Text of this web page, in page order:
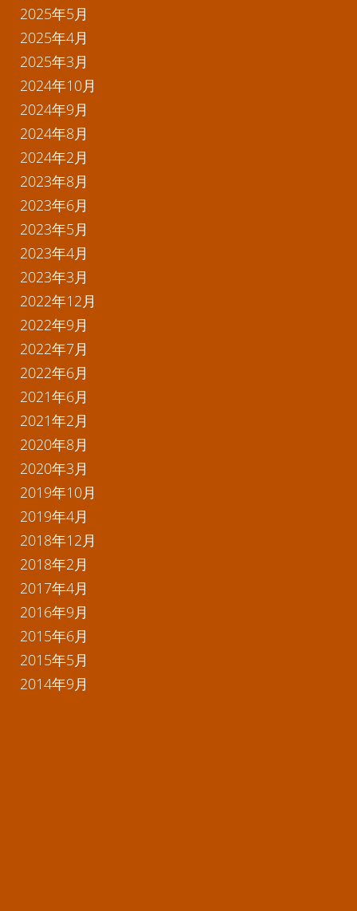
2025年5月
2025年4月
2025年3月
2024年10月
2024年9月
2024年8月
2024年2月
2023年8月
2023年6月
2023年5月
2023年4月
2023年3月
2022年12月
2022年9月
2022年7月
2022年6月
2021年6月
2021年2月
2020年8月
2020年3月
2019年10月
2019年4月
2018年12月
2018年2月
2017年4月
2016年9月
2015年6月
2015年5月
2014年9月